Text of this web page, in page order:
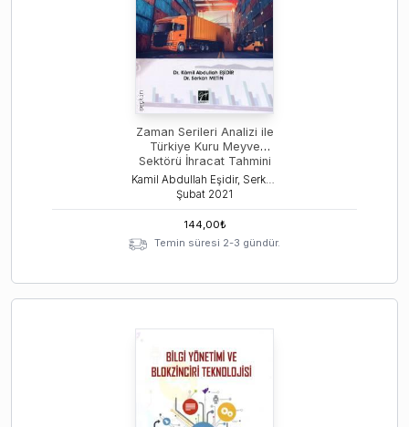
Zaman Serileri Analizi ile
Türkiye Kuru Meyve
Sektörü İhracat Tahmini
Kamil Abdullah Eşidir, Serkan Metin
Şubat 2021
144,00₺
Temin süresi 2-3 gündür.